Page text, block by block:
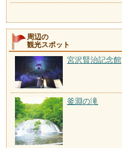
周辺の
観光スポット
宮沢賢治記念館
釜淵の滝